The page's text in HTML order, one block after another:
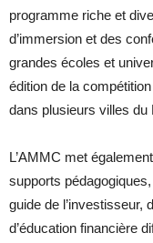
programme riche et
d’immersion et des
grandes écoles et
édition de la
dans plusieurs villes du
L’AMMC met
supports
guide de l’investisseur,
d’éducation financière